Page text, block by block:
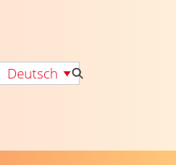
Deutsch